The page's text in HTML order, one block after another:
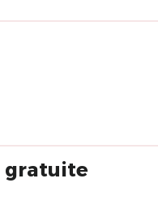
gratuite